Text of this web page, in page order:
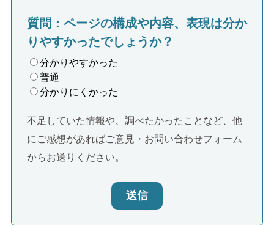
質問：ページの構成や内容、表現は分か
りやすかったでしょうか？
分かりやすかった
普通
分かりにくかった
不足していた情報や、調べたかったことなど、他
にご感想があればご意見・お問い合わせフォーム
からお送りください。
送信